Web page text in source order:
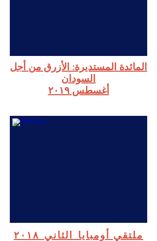
المائدة المستديرة: الأزرق من أجل
السودان
أغسطس ٢٠١٩
ملتقي أومبايا الثاني ٢٠١٨